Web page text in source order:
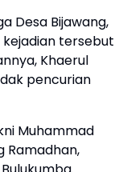
Desa Bijawang,
tersebut
Khaerul
pencurian
Muhammad
Ramadhan,